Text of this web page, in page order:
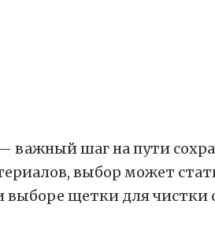
шаг на пути
выбор может
выборе щетки для